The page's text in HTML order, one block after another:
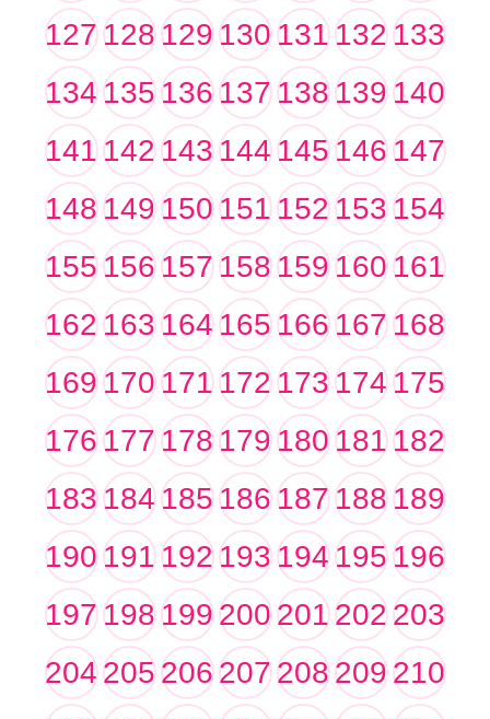
127128129130131132133
134135136137138139140
141142143144145146147
148149150151152153154
155156157158159160161
162163164165166167168
169170171172173174175
176177178179180181182
183184185186187188189
190191192193194195196
197198199200201202203
204205206207208209210